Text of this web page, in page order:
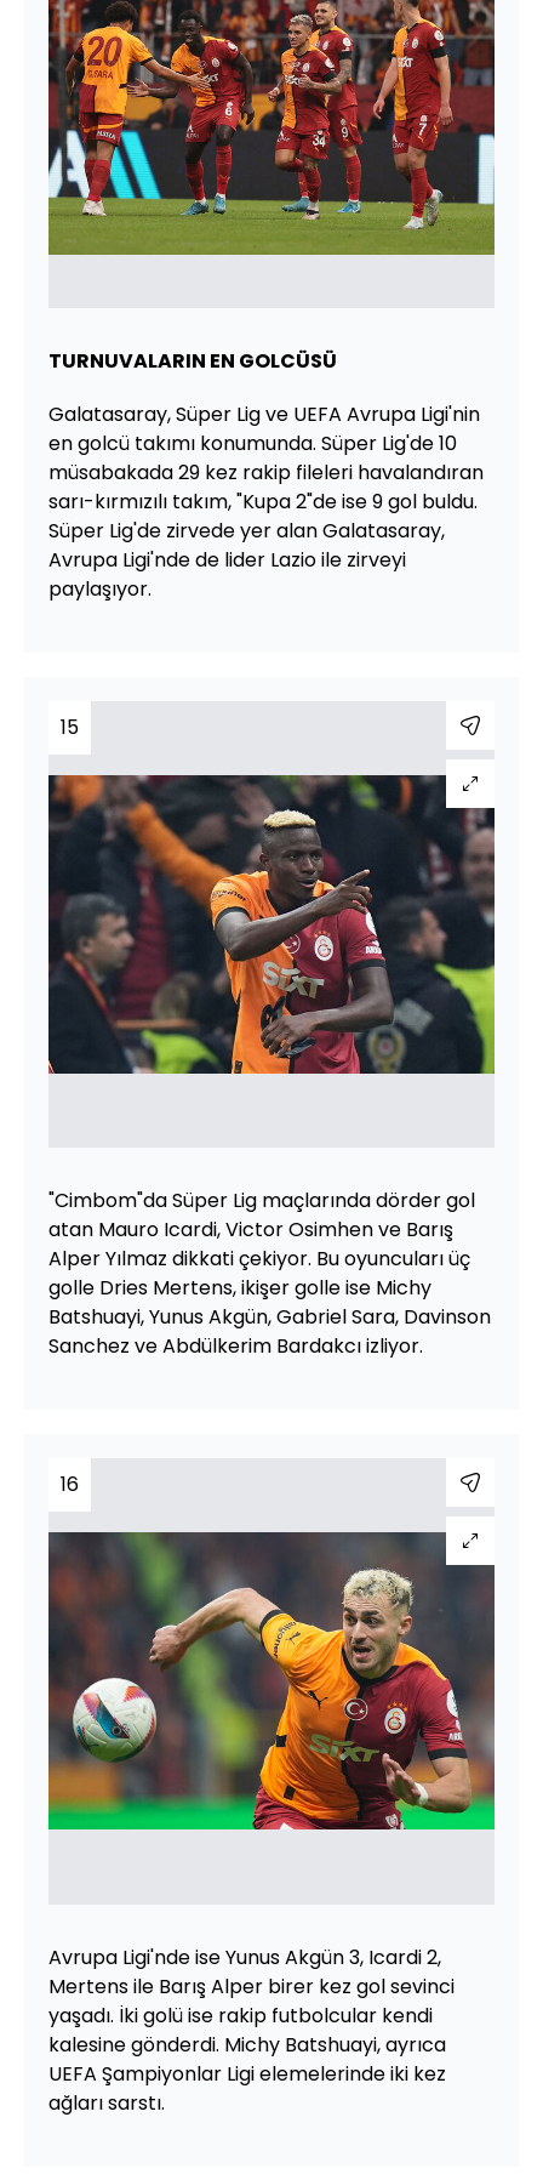
TURNUVALARIN EN GOLCÜSÜ
Galatasaray, Süper Lig ve UEFA Avrupa Ligi'nin
en golcü takımı konumunda. Süper Lig'de 10
müsabakada 29 kez rakip fileleri havalandıran
sarı-kırmızılı takım, "Kupa 2"de ise 9 gol buldu.
Süper Lig'de zirvede yer alan Galatasaray,
Avrupa Ligi'nde de lider Lazio ile zirveyi
paylaşıyor.
15
"Cimbom"da Süper Lig maçlarında dörder gol
atan Mauro Icardi, Victor Osimhen ve Barış
Alper Yılmaz dikkati çekiyor. Bu oyuncuları üç
golle Dries Mertens, ikişer golle ise Michy
Batshuayi, Yunus Akgün, Gabriel Sara, Davinson
Sanchez ve Abdülkerim Bardakcı izliyor.
16
Avrupa Ligi'nde ise Yunus Akgün 3, Icardi 2,
Mertens ile Barış Alper birer kez gol sevinci
yaşadı. İki golü ise rakip futbolcular kendi
kalesine gönderdi. Michy Batshuayi, ayrıca
UEFA Şampiyonlar Ligi elemelerinde iki kez
ağları sarstı.